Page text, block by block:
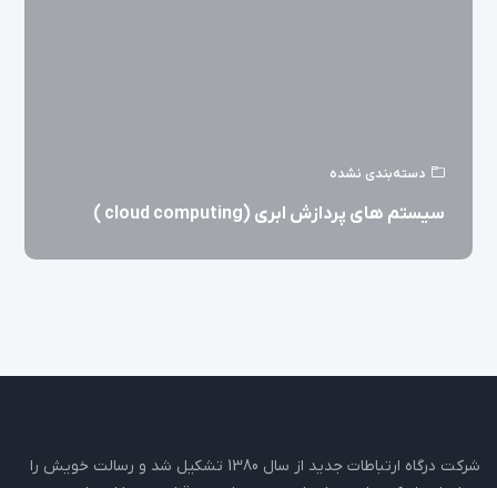
دسته‌بندی نشده
سیستم های پردازش ابری (cloud computing )
شرکت درگاه ارتباطات جدید از سال 1380 تشکیل شد و رسالت خویش را